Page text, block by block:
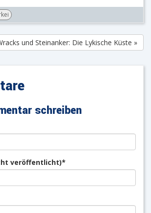
und Steinanker: Die Lykische Küste »
schreiben
veröffentlicht)Pflichtfeld
*